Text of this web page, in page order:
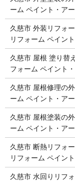
ーム ペイント・ア
久慈市 外装リフォ
リフォーム ペイン
久慈市 屋根 塗り替
フォーム ペイント
久慈市 屋根修理の
ーム ペイント・ア
久慈市 屋根塗装の
ーム ペイント・ア
久慈市 断熱リフォ
リフォーム ペイン
久慈市 水回りリフ